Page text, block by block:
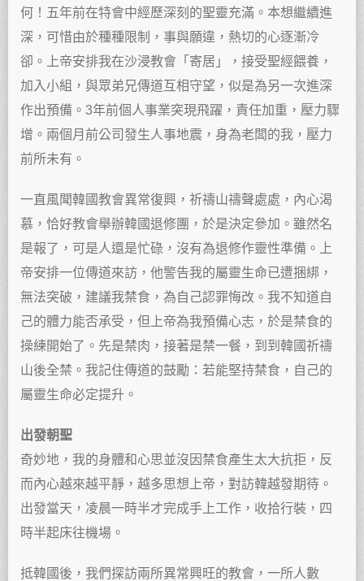
何！五年前在特會中經歷深刻的聖靈充滿。本想繼續進
深，可惜由於種種限制，事與願違，熱切的心逐漸冷
卻。上帝安排我在沙浸教會「寄居」，接受聖經餵養，
加入小組，與眾弟兄傳道互相守望，似是為另一次進深
作出預備。3年前個人事業突現飛躍，責任加重，壓力驟
增。兩個月前公司發生人事地震，身為老闆的我，壓力
前所未有。
一直風聞韓國教會異常復興，祈禱山禱聲處處，內心渴
慕，恰好教會舉辦韓國退修團，於是決定參加。雖然名
是報了，可是人還是忙碌，沒有為退修作靈性準備。上
帝安排一位傳道來訪，他警告我的屬靈生命已遭捆綁，
無法突破，建議我禁食，為自己認罪悔改。我不知道自
己的體力能否承受，但上帝為我預備心志，於是禁食的
操練開始了。先是禁肉，接著是禁一餐，到到韓國祈禱
山後全禁。我記住傳道的鼓勵：若能堅持禁食，自己的
屬靈生命必定提升。
出發朝聖
奇妙地，我的身體和心思並沒因禁食產生太大抗拒，反
而內心越來越平靜，越多思想上帝，對訪韓越發期待。
出發當天，凌晨一時半才完成手上工作，收拾行裝，四
時半起床往機場。
抵韓國後，我們探訪兩所異常興旺的教會，一所人數